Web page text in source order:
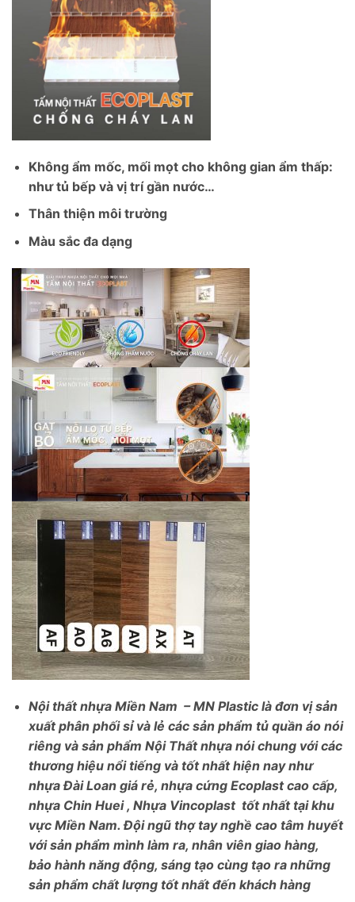
Không ẩm mốc, mối mọt cho không gian ẩm thấp:
như tủ bếp và vị trí gần nước…
Thân thiện môi trường
Màu sắc đa dạng
Nội thất nhựa Miền Nam – MN Plastic là đơn vị sản
xuất phân phối sỉ và lẻ các sản phẩm tủ quần áo nói
riêng và sản phẩm Nội Thất nhựa nói chung với các
thương hiệu nổi tiếng và tốt nhất hiện nay như
nhựa Đài Loan giá rẻ, nhựa cứng Ecoplast cao cấp,
nhựa Chin Huei , Nhựa Vincoplast tốt nhất tại khu
vực Miền Nam. Đội ngũ thợ tay nghề cao tâm huyết
với sản phẩm mình làm ra, nhân viên giao hàng,
bảo hành năng động, sáng tạo cùng tạo ra những
sản phẩm chất lượng tốt nhất đến khách hàng